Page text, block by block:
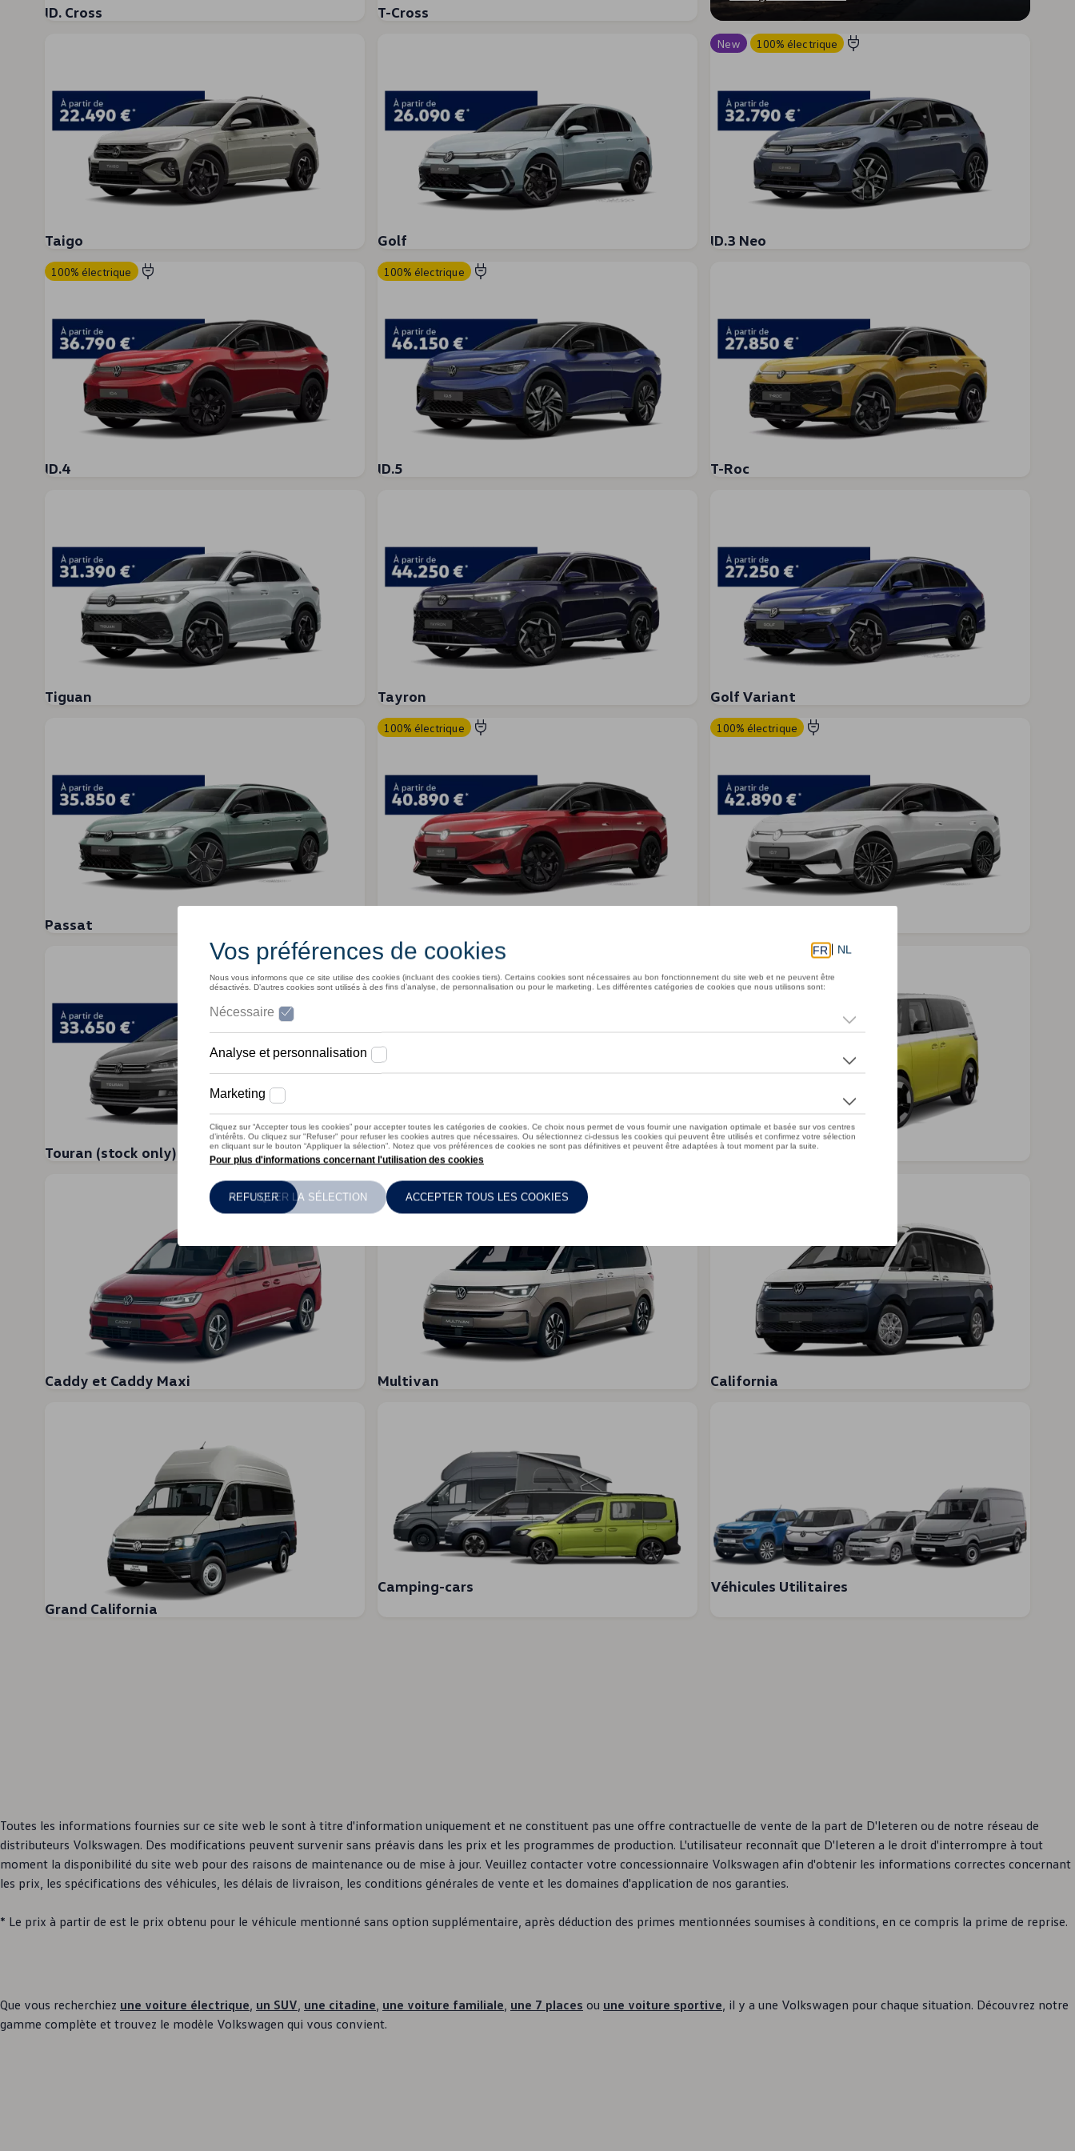
Entretien
Durabilité
Financement
Financement pour Particuliers
AutoCredit
EasyLease
Private Lease
weCare
Insurance
Financement pour Professionnels
weCare
Multimobilité
Mises à jour logicielles
Service et pièces
Avantages Volkswagen
Révision et contrôle technique
Réparations et contrôles
Huile moteur et liquides
Roues et pneus
Volkswagen Assistance
Contrat de service weCare
Trouver des services pour votre modèle
Applications Volkswagen, connexion et boutique
Connecter un téléphone mobile au véhicule
Mises à jour pour les logiciels, les cartes et la radio
Informations client
Manuel digital
Témoins d’alerte
Actions de rappel
Garanties
Déclarations de conformité et déclarations des composants
SUV
Homologation
Recyclage
myVolkswagen
Aide sur les applis et les services numériques
Navigation Map Update
Tout savoir sur Volkswagen
Volkswagen x Pro League
Volkswagen Magazine
IAA Mobility 2025
50 ans de Volkswagen Golf
Volkswagen Car Trax
Autostadt, l’expérience Volkswagen
Essai de conduite de l'ID.7
75 ans de Volkswagen en Belgique !
Interclassics 2023
ID GTI Concept
Golf R
ecoRally
ID.Life
Légendes vivantes
Inscription à la Newsletter
Volkswagen & River Cleanup
Véhicules Utilitaires
ID. Cross T-Cross
Taigo Golf
New 100% électrique
ID.3 Neo
100% électrique
ID.4
100% électrique
ID.5 T-Roc
Tiguan Tayron Golf Variant
Passat
100% électrique 100% électrique
Touran (stock only) T-Roc Cabrio ID. Buzz
Caddy et Caddy Maxi Multivan California
Grand California
Camping-cars Véhicules Utilitaires
Toutes les informations fournies sur ce site web le sont à titre d'information uniquement et ne constituent pas une offre contractuelle de vente de la part de D'Ieteren ou de notre réseau de
distributeurs Volkswagen. Des modifications peuvent survenir sans préavis dans les prix et les programmes de production. L'utilisateur reconnaît que D'Ieteren a le droit d'interrompre à tout
moment la disponibilité du site web pour des raisons de maintenance ou de mise à jour. Veuillez contacter votre concessionnaire Volkswagen afin d'obtenir les informations correctes concernant
les prix, les spécifications des véhicules, les délais de livraison, les conditions générales de vente et les domaines d'application de nos garanties.
* Le prix à partir de est le prix obtenu pour le véhicule mentionné sans option supplémentaire, après déduction des primes mentionnées soumises à conditions, en ce compris la prime de reprise.
Que vous recherchiez une voiture électrique, un SUV, une citadine, une voiture familiale, une 7 places ou une voiture sportive, il y a une Volkswagen pour chaque situation. Découvrez notre
gamme complète et trouvez le modèle Volkswagen qui vous convient.